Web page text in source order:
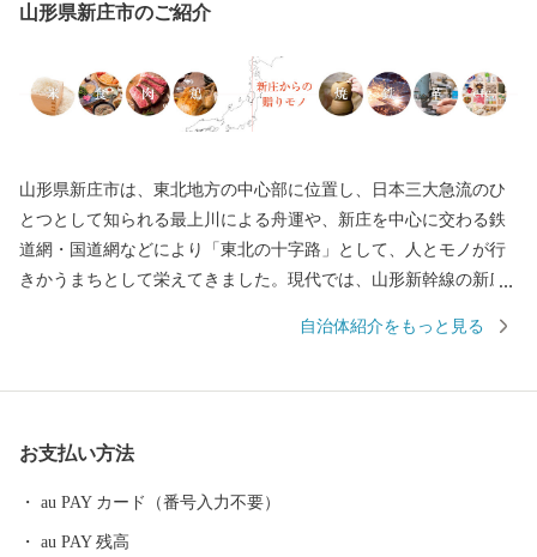
山形県新庄市のご紹介
山形県新庄市は、東北地方の中心部に位置し、日本三大急流のひ
とつとして知られる最上川による舟運や、新庄を中心に交わる鉄
道網・国道網などにより「東北の十字路」として、人とモノが行
きかうまちとして栄えてきました。現代では、山形新幹線の新庄
たことや、近県を結ぶ高速自動車道の中心地として整備が進むな
た、歴史と文化に彩られたまちでもあります。 これまで培ってき
た都市基盤を土台として、さらに質の高い都市機能と快適性のな
ができる『田園都市』を目指し、まちづくりを進めています。
自治体紹介をもっと見る
お支払い方法
au PAY カード（番号入力不要）
au PAY 残高